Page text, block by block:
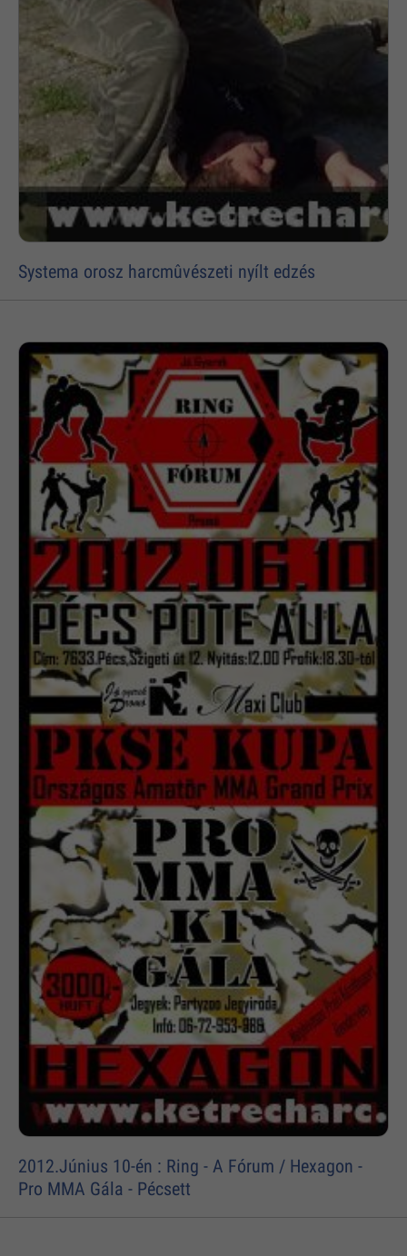
Systema orosz harcmûvészeti nyílt edzés
2012.Június 10-én : Ring - A Fórum / Hexagon -
Pro MMA Gála - Pécsett